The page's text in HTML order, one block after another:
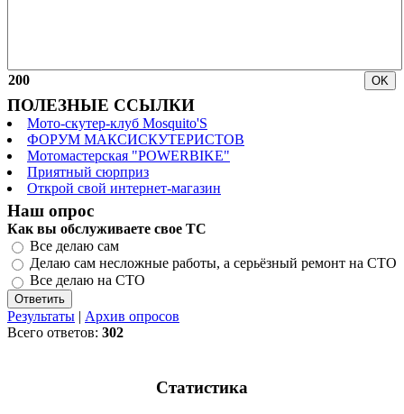
200
ПОЛЕЗНЫЕ ССЫЛКИ
Мото-скутер-клуб Mosquito'S
ФОРУМ МАКСИСКУТЕРИСТОВ
Мотомастерская "POWERBIKE"
Приятный сюрприз
Открой свой интернет-магазин
Наш опрос
Как вы обслуживаете свое ТС
Все делаю сам
Делаю сам несложные работы, а серьёзный ремонт на СТО
Все делаю на СТО
Результаты | Архив опросов
Всего ответов: 302
Статистика